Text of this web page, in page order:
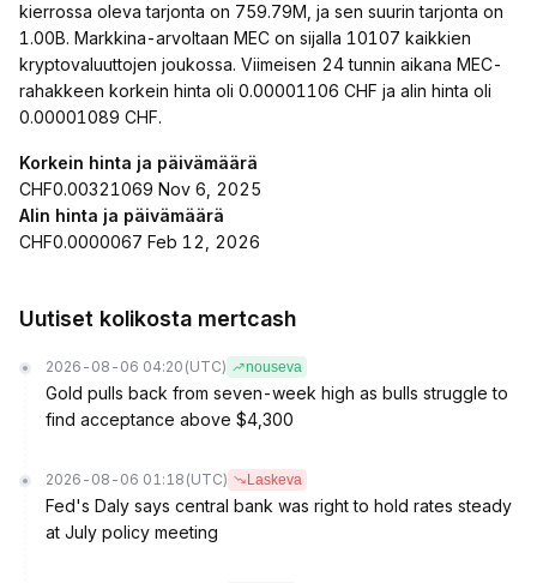
kierrossa oleva tarjonta on 759.79M, ja sen suurin tarjonta on
1.00B. Markkina-arvoltaan MEC on sijalla 10107 kaikkien
kryptovaluuttojen joukossa. Viimeisen 24 tunnin aikana MEC-
rahakkeen korkein hinta oli 0.00001106 CHF ja alin hinta oli
0.00001089 CHF.
Korkein hinta ja päivämäärä
CHF0.00321069 Nov 6, 2025
Alin hinta ja päivämäärä
CHF0.0000067 Feb 12, 2026
Uutiset kolikosta mertcash
2026-08-06 04:20 (UTC) nouseva
Gold pulls back from seven-week high as bulls struggle to
find acceptance above $4,300
2026-08-06 01:18 (UTC) Laskeva
Fed's Daly says central bank was right to hold rates steady
at July policy meeting